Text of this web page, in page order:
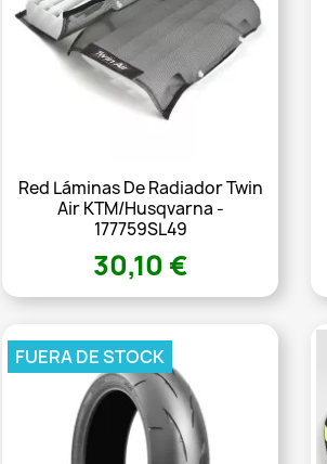
Red Láminas De Radiador Twin
Air KTM/Husqvarna -
177759SL49
30,10 €
FUERA DE STOCK